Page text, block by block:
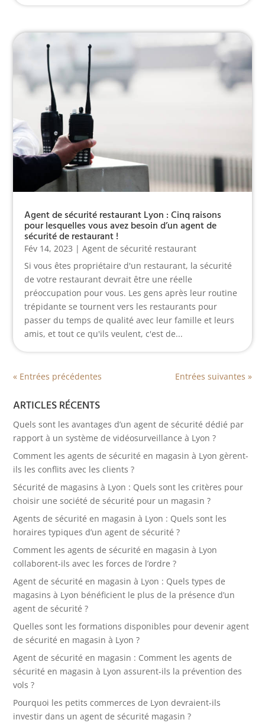
Agent de sécurité restaurant Lyon : Cinq raisons
pour lesquelles vous avez besoin d’un agent de
sécurité de restaurant !
Fév 14, 2023 |Agent de sécurité restaurant
Si vous êtes propriétaire d'un restaurant, la sécurité
de votre restaurant devrait être une réelle
préoccupation pour vous. Les gens après leur routine
trépidante se tournent vers les restaurants pour
passer du temps de qualité avec leur famille et leurs
amis, et tout ce qu'ils veulent, c'est de...
« Entrées précédentes Entrées suivantes »
ARTICLES RÉCENTS
Quels sont les avantages d’un agent de sécurité dédié par
rapport à un système de vidéosurveillance à Lyon ?
Comment les agents de sécurité en magasin à Lyon gèrent-
ils les conflits avec les clients ?
Sécurité de magasins à Lyon : Quels sont les critères pour
choisir une société de sécurité pour un magasin ?
Agents de sécurité en magasin à Lyon : Quels sont les
horaires typiques d’un agent de sécurité ?
Comment les agents de sécurité en magasin à Lyon
collaborent-ils avec les forces de l’ordre ?
Agent de sécurité en magasin à Lyon : Quels types de
magasins à Lyon bénéficient le plus de la présence d’un
agent de sécurité ?
Quelles sont les formations disponibles pour devenir agent
de sécurité en magasin à Lyon ?
Agent de sécurité en magasin : Comment les agents de
sécurité en magasin à Lyon assurent-ils la prévention des
vols ?
Pourquoi les petits commerces de Lyon devraient-ils
investir dans un agent de sécurité magasin ?